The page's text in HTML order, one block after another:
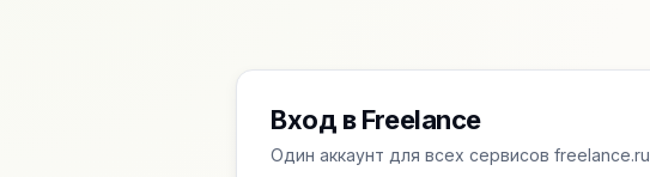
Вход в Freelance
Один аккаунт для всех сервисов freelance.ru